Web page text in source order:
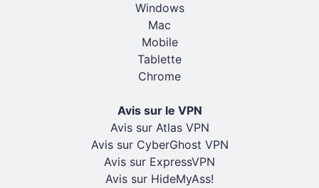
Windows
Mac
Mobile
Tablette
Chrome
Avis sur le VPN
Avis sur Atlas VPN
Avis sur CyberGhost VPN
Avis sur ExpressVPN
Avis sur HideMyAss!